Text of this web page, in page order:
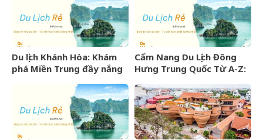
Du lịch Khánh Hòa: Khám
phá Miền Trung đầy nắng
Cẩm Nang Du Lịch Đông
Hưng Trung Quốc Từ A-Z:
Trình Chi Tiết